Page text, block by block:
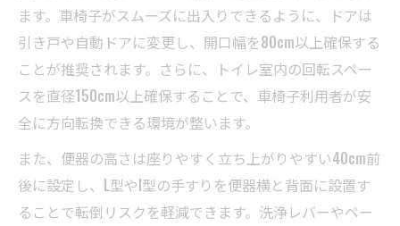
ます。車椅子がスムーズに出入りできるように、ドアは
引き戸や自動ドアに変更し、開口幅を80cm以上確保する
ことが推奨されます。さらに、トイレ室内の回転スペー
スを直径150cm以上確保することで、車椅子利用者が安
全に方向転換できる環境が整います。
また、便器の高さは座りやすく立ち上がりやすい40cm前
後に設定し、L型やI型の手すりを便器横と背面に設置す
ることで転倒リスクを軽減できます。洗浄レバーやペー